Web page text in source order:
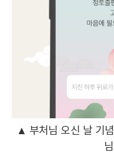
▲ 부처님 오신 날 기